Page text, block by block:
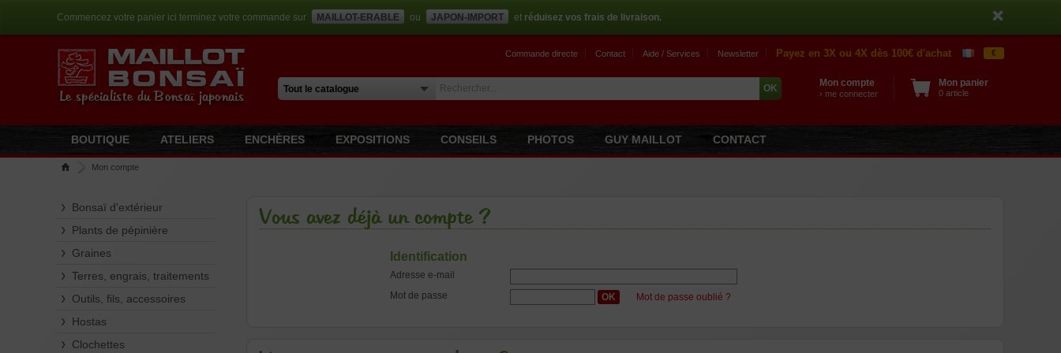
Commencez votre panier ici terminez votre commande sur MAILLOT-ERABLE ou JAPON-IMPORT et réduisez vos frais de livraison.
Le spécialiste du Bonsaï japonais
Commande directe Contact Aide / Services Newsletter Payez en 3X ou 4X dès 100€ d'achat €
Mon compte
› me connecter
Mon panier
0 article
BOUTIQUE ATELIERS ENCHÈRES EXPOSITIONS CONSEILS PHOTOS GUY MAILLOT CONTACT
Mon compte
Bonsaï d'extérieur
Plants de pépinière
Graines
Terres, engrais, traitements
Outils, fils, accessoires
Hostas
Clochettes
Vous avez déjà un compte ?
Identification
Adresse e-mail
Mot de passe
OK Mot de passe oublié ?